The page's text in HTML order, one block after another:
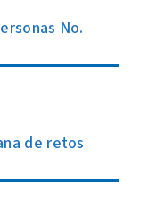
No.
de retos